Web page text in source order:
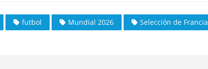
futbol Mundial 2026 Selección de Francia